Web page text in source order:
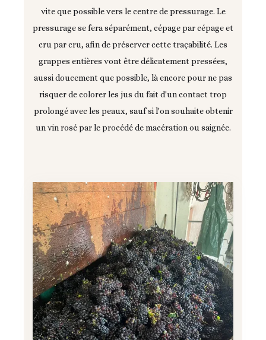
vite que possible vers le centre de pressurage. Le
pressurage se fera séparément, cépage par cépage et
cru par cru, afin de préserver cette traçabilité. Les
grappes entières vont être délicatement pressées,
aussi doucement que possible, là encore pour ne pas
risquer de colorer les jus du fait d'un contact trop
prolongé avec les peaux, sauf si l'on souhaite obtenir
un vin rosé par le procédé de macération ou saignée.